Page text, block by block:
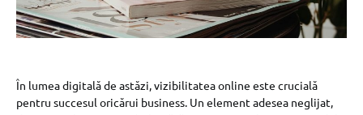
În lumea digitală de astăzi, vizibilitatea online este crucială
pentru succesul oricărui business. Un element adesea neglijat,